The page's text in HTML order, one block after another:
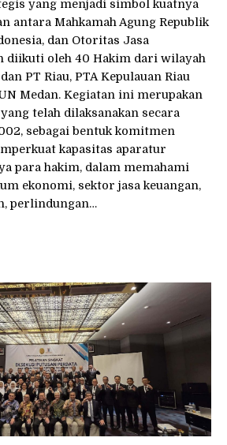
yang menjadi simbol kuatnya
antara Mahkamah Agung Republik
dan Otoritas Jasa
diikuti oleh 40 Hakim dari wilayah
PT Riau, PTA Kepulauan Riau
Medan. Kegiatan ini merupakan
telah dilaksanakan secara
sebagai bentuk komitmen
kapasitas aparatur
para hakim, dalam memahami
ekonomi, sektor jasa keuangan,
perlindungan…